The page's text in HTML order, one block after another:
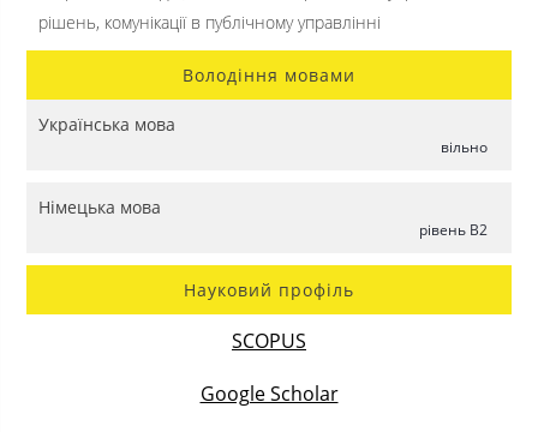
рішень, комунікації в публічному управлінні
Володіння мовами
Українська мова
вільно
Німецька мова
рівень B2
Науковий профіль
SCOPUS
Google Scholar